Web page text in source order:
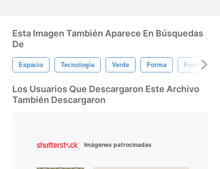
Esta Imagen También Aparece En Búsquedas
De
Espacio Tecnología Verde Forma Fondo
Los Usuarios Que Descargaron Este Archivo
También Descargaron
Imágenes patrocinadas